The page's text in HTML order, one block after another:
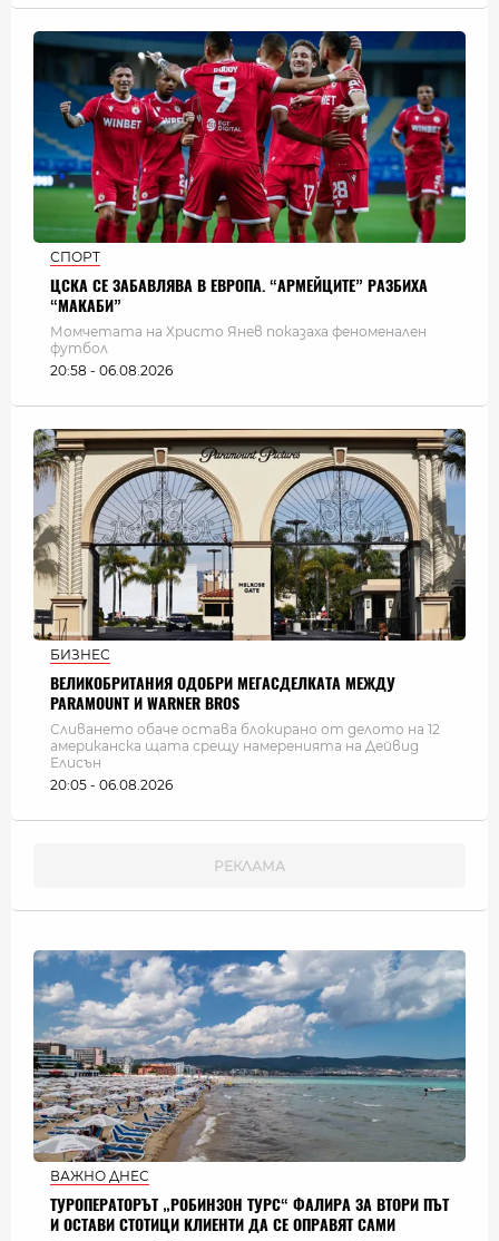
СПОРТ
ЦСКА СЕ ЗАБАВЛЯВА В ЕВРОПА. “АРМЕЙЦИТЕ” РАЗБИХА
“МАКАБИ”
Момчетата на Христо Янев показаха феноменален
футбол
20:58 - 06.08.2026
БИЗНЕС
ВЕЛИКОБРИТАНИЯ ОДОБРИ МЕГАСДЕЛКАТА МЕЖДУ
PARAMOUNT И WARNER BROS
Сливането обаче остава блокирано от делото на 12
американска щата срещу намеренията на Дейвид
Елисън
20:05 - 06.08.2026
ВАЖНО ДНЕС
ТУРОПЕРАТОРЪТ „РОБИНЗОН ТУРС“ ФАЛИРА ЗА ВТОРИ ПЪТ
И ОСТАВИ СТОТИЦИ КЛИЕНТИ ДА СЕ ОПРАВЯТ САМИ